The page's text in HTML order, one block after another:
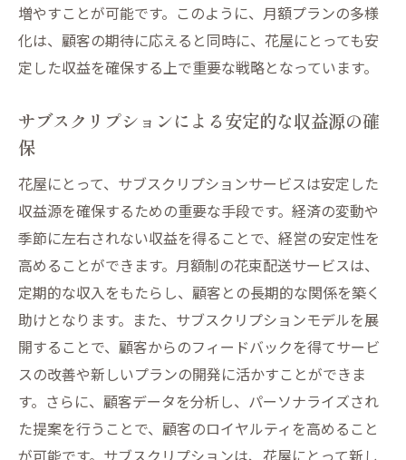
増やすことが可能です。このように、月額プランの多様
化は、顧客の期待に応えると同時に、花屋にとっても安
定した収益を確保する上で重要な戦略となっています。
サブスクリプションによる安定的な収益源の確
保
花屋にとって、サブスクリプションサービスは安定した
収益源を確保するための重要な手段です。経済の変動や
季節に左右されない収益を得ることで、経営の安定性を
高めることができます。月額制の花束配送サービスは、
定期的な収入をもたらし、顧客との長期的な関係を築く
助けとなります。また、サブスクリプションモデルを展
開することで、顧客からのフィードバックを得てサービ
スの改善や新しいプランの開発に活かすことができま
す。さらに、顧客データを分析し、パーソナライズされ
た提案を行うことで、顧客のロイヤルティを高めること